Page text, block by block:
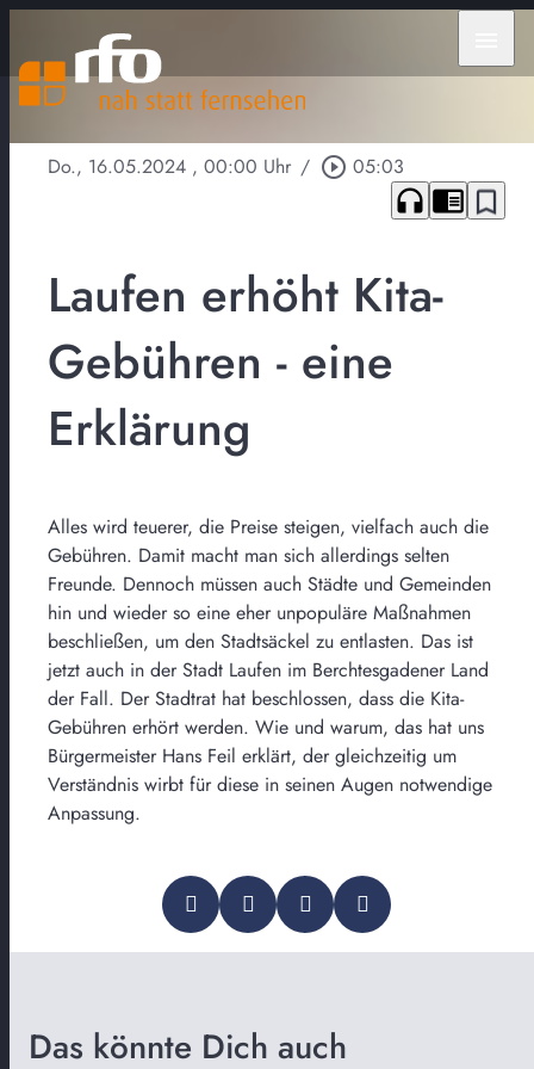
Do., 16.05.2024 , 00:00 Uhr / play_circle_outline 05:03
headphones chrome_reader_mode bookmark_border
Laufen erhöht Kita-
Gebühren - eine
Erklärung
Alles wird teuerer, die Preise steigen, vielfach auch die
Gebühren. Damit macht man sich allerdings selten
Freunde. Dennoch müssen auch Städte und Gemeinden
hin und wieder so eine eher unpopuläre Maßnahmen
beschließen, um den Stadtsäckel zu entlasten. Das ist
jetzt auch in der Stadt Laufen im Berchtesgadener Land
der Fall. Der Stadtrat hat beschlossen, dass die Kita-
Gebühren erhört werden. Wie und warum, das hat uns
Bürgermeister Hans Feil erklärt, der gleichzeitig um
Verständnis wirbt für diese in seinen Augen notwendige
Anpassung.
Das könnte Dich auch